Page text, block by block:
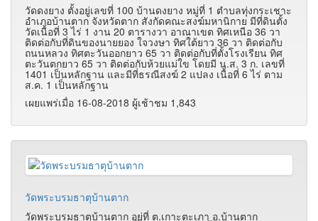
วัดดงยาง ตั้งอยู่เลขที่ 100 บ้านดงยาง หมู่ที่ 1 ตำบลทุ่งกระเชาะ
อำเภอบ้านตาก จังหวัดตาก สังกัดคณะสงฆ์มหานิกาย มีที่ดินตั้ง
วัดเนื้อที่ 3 ไร่ 1 งาน 20 ตารางวา อาณาเขต ทิศเหนือ 36 วา
ติดต่อกับที่ดินของนายยอง ใจวงษา ทิศใต้ยาว 36 วา ติดต่อกับ
ถนนหลวง ทิศตะวันออกยาว 65 วา ติดต่อกับที่ตั้งโรงเรียน ทิศ
ตะวันตกยาว 65 วา ติดต่อกับห้วยแม่ใข โดยมี น.ส. 3 ก. เลขที่
1401 เป็นหลักฐาน และมีที่ธรณีสงฆ์ 2 แปลง เนื้อที่ 6 ไร่ ตาม
ส.ค. 1 เป็นหลักฐาน
เผยแพร่เมื่อ 16-08-2018 ผู้เช้าชม 1,843
วัดพระบรมธาตุบ้านตาก
วัดพระบรมธาตุบ้านตาก อยู่ที่ ต.เกาะตะเภา อ.บ้านตาก